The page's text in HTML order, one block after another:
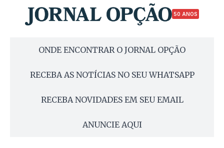
50 ANOS
ONDE ENCONTRAR O JORNAL OPÇÃO
RECEBA AS NOTÍCIAS NO SEU WHATSAPP
RECEBA NOVIDADES EM SEU EMAIL
ANUNCIE AQUI